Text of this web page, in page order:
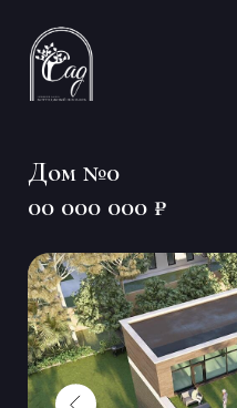
00 000 000 ₽